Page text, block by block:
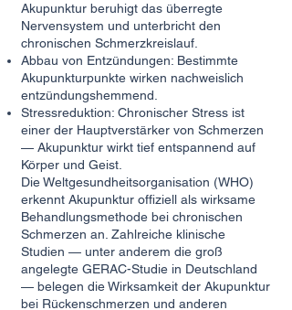
Akupunktur beruhigt das überregte
Nervensystem und unterbricht den
chronischen Schmerzkreislauf.
Abbau von Entzündungen: Bestimmte
Akupunkturpunkte wirken nachweislich
entzündungshemmend.
Stressreduktion: Chronischer Stress ist
einer der Hauptverstärker von Schmerzen
— Akupunktur wirkt tief entspannend auf
Körper und Geist.
Die Weltgesundheitsorganisation (WHO)
erkennt Akupunktur offiziell als wirksame
Behandlungsmethode bei chronischen
Schmerzen an. Zahlreiche klinische
Studien — unter anderem die groß
angelegte GERAC-Studie in Deutschland
— belegen die Wirksamkeit der Akupunktur
bei Rückenschmerzen und anderen